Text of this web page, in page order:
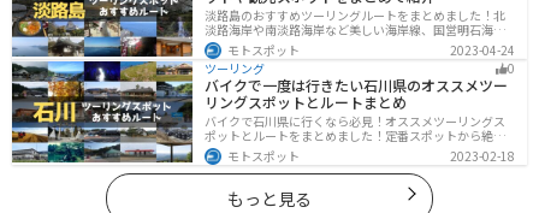
淡路島のおすすめツーリングルートをまとめました！北
淡路海岸や南淡路海岸など美しい海岸線、国営明石海峡
公園や淡路夢舞台など、自然とアートが融合した施設も
多数あります。バイクで淡路島にツーリングに行く際は
参考にしてください。
モトスポット
2023-04-24
ツーリング
0
バイクで一度は行きたい石川県のオススメツー
リングスポットとルートまとめ
バイクで石川県に行くなら必見！オススメツーリングス
ポットとルートをまとめました！定番スポットから絶景
スポット、温泉、海、グルメなど様々なジャンルで楽し
めます。バイクで石川ツーリングに行こうと思っている
人は、参考にしてください。
モトスポット 2023-02-18
もっと見る